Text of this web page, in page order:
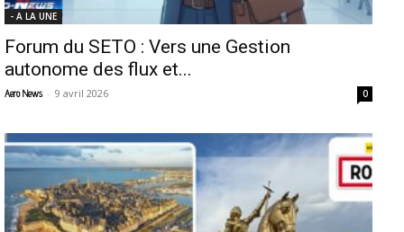
- A LA UNE
Forum du SETO : Vers une Gestion
autonome des flux et...
Aero News - 9 avril 2026 0